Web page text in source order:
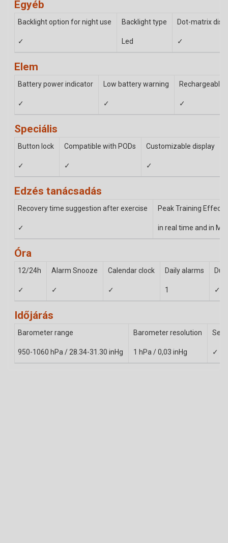
Egyéb
Backlight option for night use
✓
Backlight type
Led
Dot-matrix
✓
Elem
Battery power indicator
✓
Low battery warning
✓
Rechargeable
✓
Speciális
Button lock
✓
Compatible with PODs
✓
Customizable display
✓
Edzés tanácsadás
Recovery time suggestion after exercise
✓
Peak Training Effect
in real time and in
Óra
12/24h
✓
Alarm Snooze
✓
Calendar clock
✓
Daily alarms
1 ✓
Időjárás
Barometer range
950-1060 hPa / 28.34-31.30 inHg
Barometer resolution
1 hPa / 0,03 inHg
Sea
✓